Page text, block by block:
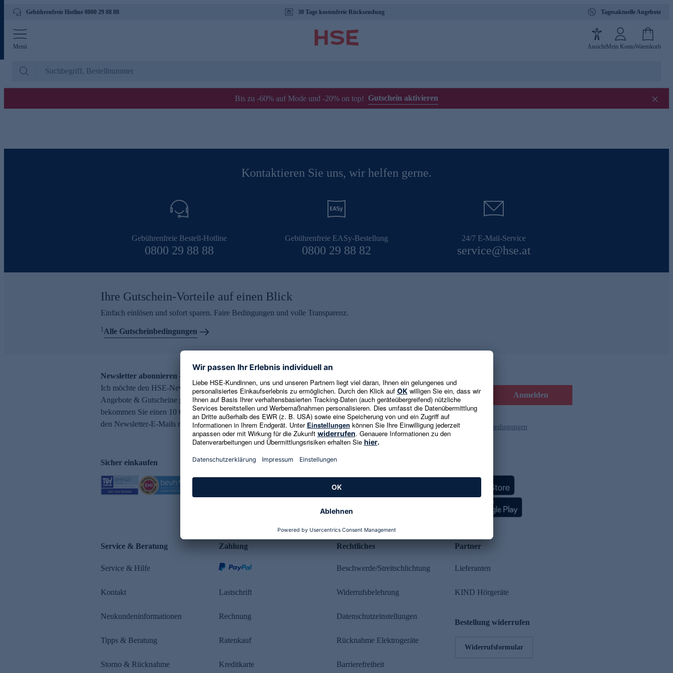
Gebührenfreie Hotline 0800 29 88 88 30 Tage kostenfreie Rücksendung Tagesaktuelle Angebote
Menü AnsichtMein KontoWarenkorb
Bis zu -60% auf Mode und -20% on top! Gutschein aktivieren
Kontaktieren Sie uns, wir helfen gerne.
Gebührenfreie Bestell-Hotline
0800 29 88 88
Gebührenfreie EASy-Bestellung
0800 29 88 82
24/7 E-Mail-Service
service@hse.at
Ihre Gutschein-Vorteile auf einen Blick
Einfach einlösen und sofort sparen. Faire Bedingungen und volle Transparenz.
1Alle Gutscheinbedingungen
Newsletter abonnieren – 10 € Gutschein erhalten
Ich möchte den HSE-Newsletter abonnieren und aktuelle Trends,
Angebote & Gutscheine per E-Mail erhalten. Als Dankeschön
bekommen Sie einen 10 € Gutschein. Eine Abmeldung ist jederzeit in
den Newsletter-E-Mails möglich.
E-Mail-Adresse eingeben Anmelden
Es gelten die Datenschutzrichtlinienund die Gutscheinbedingungen
Sicher einkaufen Kundenbewertung
Service & Beratung
Service & Hilfe
Kontakt
Neukundeninformationen
Tipps & Beratung
Storno & Rücknahme
Zahlung
Lastschrift
Rechnung
Ratenkauf
Kreditkarte
Rechtliches
Beschwerde/Streitschlichtung
Widerrufsbelehrung
Datenschutzeinstellungen
Rücknahme Elektrogeräte
Barrierefreiheit
Partner
Lieferanten
KIND Hörgeräte
Bestellung widerrufen
Widerrufsformular